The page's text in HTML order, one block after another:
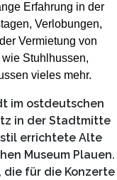
Erfahrung in der
Verlobungen,
Vermietung von
Stuhlhussen,
vieles mehr.
im ostdeutschen
in der Stadtmitte
errichtete Alte
Museum Plauen.
die für die Konzerte